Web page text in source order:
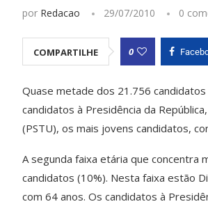
por Redacao 29/07/2010 0
COMPARTILHE 0
Quase metade dos 21.756
candidatos à Presidência da
(PSTU), os mais jovens candidatos,
A segunda faixa etária que concentra
candidatos (10%). Nesta faixa estão
com 64 anos. Os candidatos à